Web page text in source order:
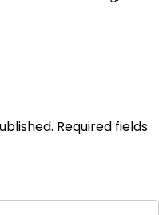
Required fields